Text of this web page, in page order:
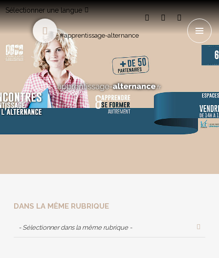
Sélectionner une langue
#apprentissage-alternance
DANS LA MÊME RUBRIQUE
- Sélectionner dans la même rubrique -